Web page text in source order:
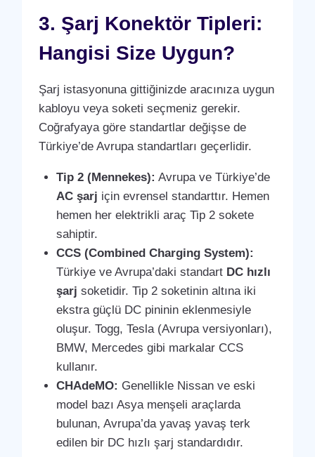
3. Şarj Konektör Tipleri:
Hangisi Size Uygun?
Şarj istasyonuna gittiğinizde aracınıza uygun
kabloyu veya soketi seçmeniz gerekir.
Coğrafyaya göre standartlar değişse de
Türkiye’de Avrupa standartları geçerlidir.
Tip 2 (Mennekes): Avrupa ve Türkiye’de
AC şarj için evrensel standarttır. Hemen
hemen her elektrikli araç Tip 2 sokete
sahiptir.
CCS (Combined Charging System):
Türkiye ve Avrupa’daki standart DC hızlı
şarj soketidir. Tip 2 soketinin altına iki
ekstra güçlü DC pininin eklenmesiyle
oluşur. Togg, Tesla (Avrupa versiyonları),
BMW, Mercedes gibi markalar CCS
kullanır.
CHAdeMO: Genellikle Nissan ve eski
model bazı Asya menşeli araçlarda
bulunan, Avrupa’da yavaş yavaş terk
edilen bir DC hızlı şarj standardıdır.